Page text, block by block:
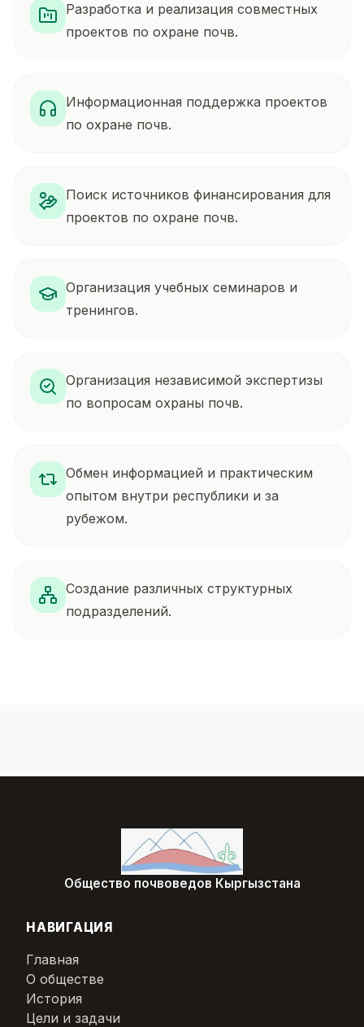
Разработка и реализация совместных
проектов по охране почв.
Информационная поддержка проектов
по охране почв.
Поиск источников финансирования для
проектов по охране почв.
Организация учебных семинаров и
тренингов.
Организация независимой экспертизы
по вопросам охраны почв.
Обмен информацией и практическим
опытом внутри республики и за
рубежом.
Создание различных структурных
подразделений.
Общество почвоведов Кыргызстана
НАВИГАЦИЯ
Главная
О обществе
История
Цели и задачи